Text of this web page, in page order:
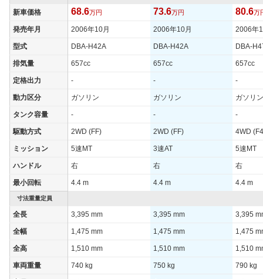
新車価格 68.6万円 73.6万円 80.6万
発売年月 2006年10月 2006年10月 2006年
型式 DBA-H42A DBA-H42A DBA-
排気量 657cc 657cc 657cc
定格出力 - - -
動力区分 ガソリン ガソリン ガソリン
タンク容量 - - -
駆動方式 2WD (FF) 2WD (FF) 4WD
ミッション 5速MT 3速AT 5速MT
ハンドル 右 右 右
最小回転 4.4 m 4.4 m 4.4 m
寸法重量定員
全長 3,395 mm 3,395 mm 3,395
全幅 1,475 mm 1,475 mm 1,475
全高 1,510 mm 1,510 mm 1,510
車両重量 740 kg 750 kg 790 kg